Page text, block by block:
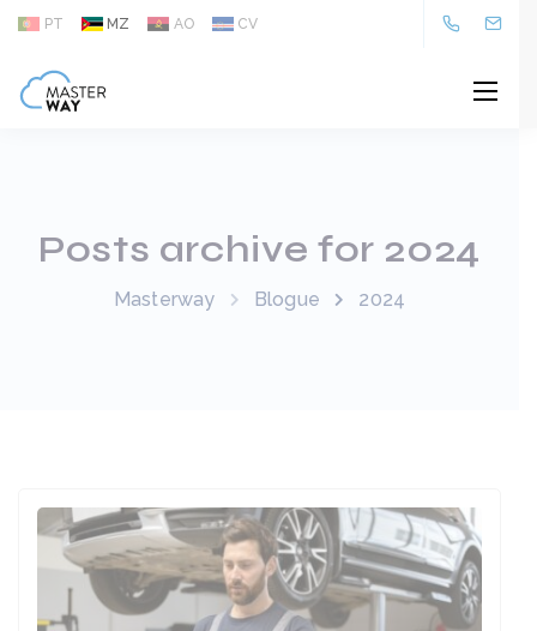
PT MZ AO CV
Posts archive for 2024
Masterway Blogue 2024